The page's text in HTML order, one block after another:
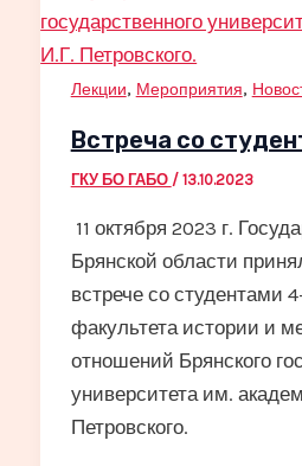
Лекции, Мероприятия,
Встреча со
ГКУ БО ГАБО / 13.10.2023
11 октября 2023 г.
Брянской области
встрече со студентами
факультета истории и
отношений Брянского
университета им.
Петровского.